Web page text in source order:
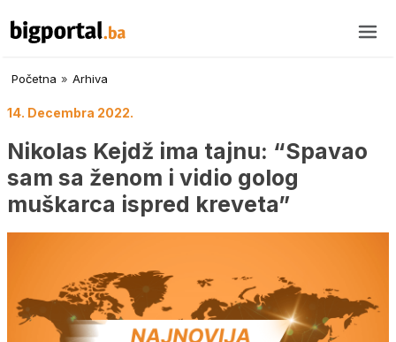
Početna » Arhiva
14. Decembra 2022.
Nikolas Kejdž ima tajnu: “Spavao
sam sa ženom i vidio golog
muškarca ispred kreveta”